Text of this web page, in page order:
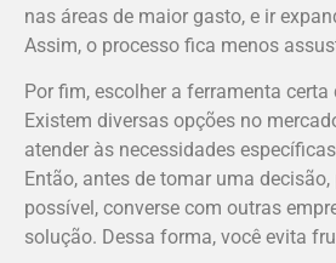
nas áreas de maior gasto, e ir
Assim, o processo fica menos
Por fim, escolher a ferramenta certa
Existem diversas opções no
atender às necessidades
Então, antes de tomar uma decisão,
possível, converse com outras
solução. Dessa forma, você evita